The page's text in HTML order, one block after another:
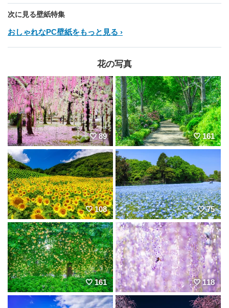
次に見る壁紙特集
おしゃれなPC壁紙をもっと見る
花の写真
89 161
108 75
161 118